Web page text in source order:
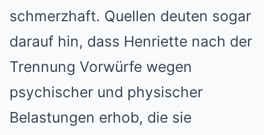
schmerzhaft. Quellen deuten sogar
darauf hin, dass Henriette nach der
Trennung Vorwürfe wegen
psychischer und physischer
Belastungen erhob, die sie